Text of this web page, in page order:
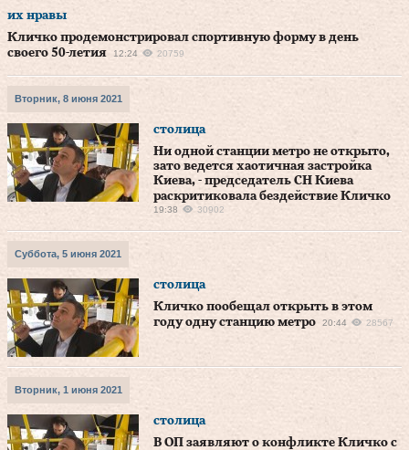
их нравы
Кличко продемонстрировал спортивную форму в день
своего 50-летия
12:24 20759
Вторник, 8 июня 2021
столица
Ни одной станции метро не открыто,
зато ведется хаотичная застройка
Киева, - председатель СН Киева
раскритиковала бездействие Кличко
19:38 30902
Суббота, 5 июня 2021
столица
Кличко пообещал открыть в этом
году одну станцию метро
20:44 28567
Вторник, 1 июня 2021
столица
В ОП заявляют о конфликте Кличко с